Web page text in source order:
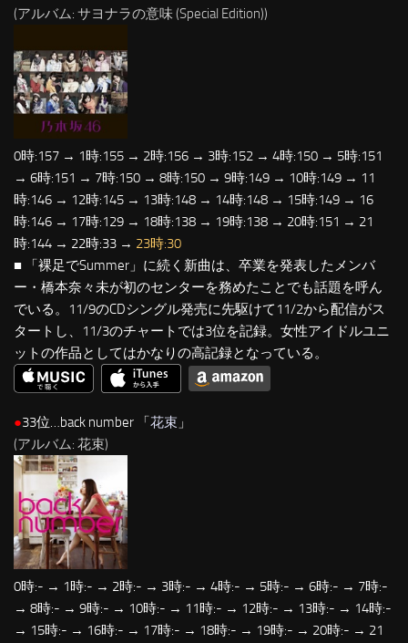
(アルバム: サヨナラの意味 (Special Edition))
0時:157 → 1時:155 → 2時:156 → 3時:152 → 4時:150 → 5時:151
→ 6時:151 → 7時:150 → 8時:150 → 9時:149 → 10時:149 → 11
時:146 → 12時:145 → 13時:148 → 14時:148 → 15時:149 → 16
時:146 → 17時:129 → 18時:138 → 19時:138 → 20時:151 → 21
時:144 → 22時:33 → 23時:30
■ 「裸足でSummer」に続く新曲は、卒業を発表したメンバ
ー・橋本奈々未が初のセンターを務めたことでも話題を呼ん
でいる。11/9のCDシングル発売に先駆けて11/2から配信がス
タートし、11/3のチャートでは3位を記録。女性アイドルユニ
ットの作品としてはかなりの高記録となっている。
●33位…back number 「花束 」
(アルバム: 花束)
0時:- → 1時:- → 2時:- → 3時:- → 4時:- → 5時:- → 6時:- → 7時:-
→ 8時:- → 9時:- → 10時:- → 11時:- → 12時:- → 13時:- → 14時:-
→ 15時:- → 16時:- → 17時:- → 18時:- → 19時:- → 20時:- → 21